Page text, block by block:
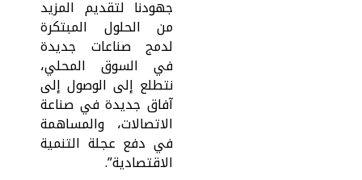
جهودنا لتقديم المزيد
من الحلول المبتكرة
لدمج صناعات جديدة
في السوق المحلي،
نتطلع إلى الوصول إلى
آفاق جديدة في صناعة
الاتصالات، والمساهمة
في دفع عجلة التنمية
الاقتصادية”.